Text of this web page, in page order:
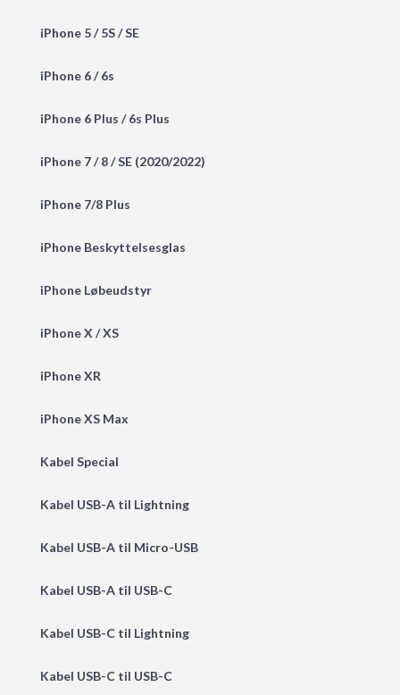
iPhone 5 / 5S / SE
iPhone 6 / 6s
iPhone 6 Plus / 6s Plus
iPhone 7 / 8 / SE (2020/2022)
iPhone 7/8 Plus
iPhone Beskyttelsesglas
iPhone Løbeudstyr
iPhone X / XS
iPhone XR
iPhone XS Max
Kabel Special
Kabel USB-A til Lightning
Kabel USB-A til Micro-USB
Kabel USB-A til USB-C
Kabel USB-C til Lightning
Kabel USB-C til USB-C